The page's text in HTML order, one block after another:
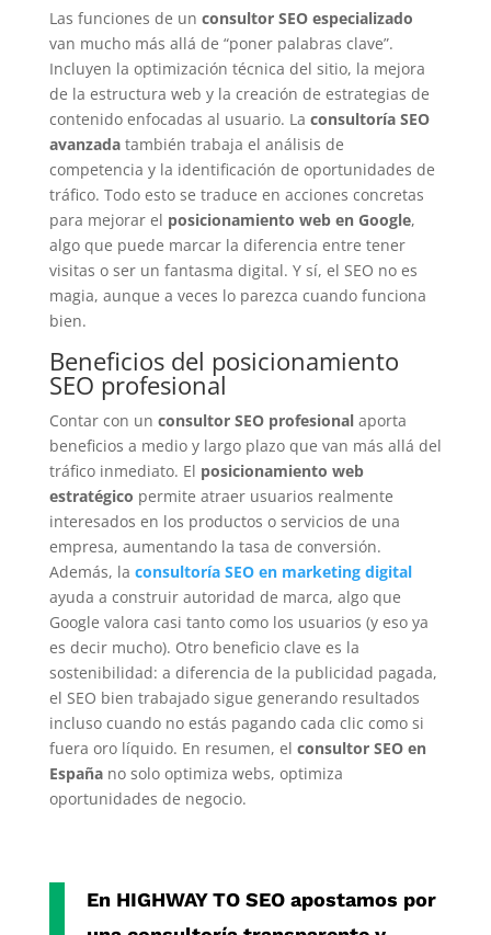
Las funciones de un consultor SEO especializado
van mucho más allá de “poner palabras clave”.
Incluyen la optimización técnica del sitio, la mejora
de la estructura web y la creación de estrategias de
contenido enfocadas al usuario. La consultoría SEO
avanzadatambién trabaja el análisis de
competencia y la identificación de oportunidades de
tráfico. Todo esto se traduce en acciones concretas
para mejorar el posicionamiento web en Google,
algo que puede marcar la diferencia entre tener
visitas o ser un fantasma digital. Y sí, el SEO no es
magia, aunque a veces lo parezca cuando funciona
bien.
Beneficios del posicionamiento
SEO profesional
Contar con un consultor SEO profesionalaporta
beneficios a medio y largo plazo que van más allá del
tráfico inmediato. El posicionamiento web
estratégico permite atraer usuarios realmente
interesados en los productos o servicios de una
empresa, aumentando la tasa de conversión.
Además, la consultoría SEO en marketing digital
ayuda a construir autoridad de marca, algo que
Google valora casi tanto como los usuarios (y eso ya
es decir mucho). Otro beneficio clave es la
sostenibilidad: a diferencia de la publicidad pagada,
el SEO bien trabajado sigue generando resultados
incluso cuando no estás pagando cada clic como si
fuera oro líquido. En resumen, el consultor SEO en
Españano solo optimiza webs, optimiza
oportunidades de negocio.
En HIGHWAY TO SEOapostamos por